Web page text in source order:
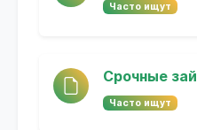
Часто ищут
Срочные
Часто ищут